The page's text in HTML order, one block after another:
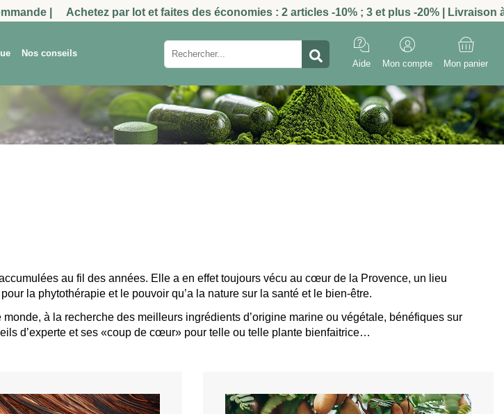
| Achetez par lot et faites des économies : 2 articles -10% ; 3 et plus -20% | Livraison à
Nos conseils
Aide
Mon compte Mon panier
au fil des années. Elle a en effet toujours vécu au cœur de la Provence, un lieu
la phytothérapie et le pouvoir qu’a la nature sur la santé et le bien-être.
à la recherche des meilleurs ingrédients d’origine marine ou végétale, bénéfiques sur
d’experte et ses «coup de cœur» pour telle ou telle plante bienfaitrice…